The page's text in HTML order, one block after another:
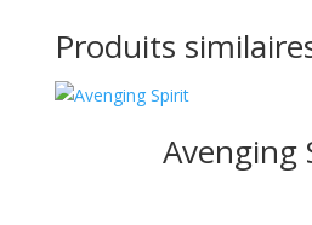
Produits
Avenging